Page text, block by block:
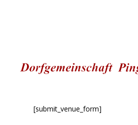
[submit_venue_form]